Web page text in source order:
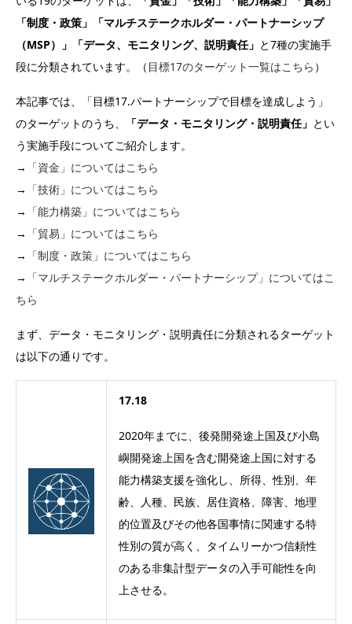
「制度・政策」「マルチステークホルダー・パートナーシップ
（MSP）」「データ、モニタリング、説明責任」 と7種の実施手
段に分類されています。（ 目標17のターゲット一覧はこちら ）
本記事では、「目標17.パートナーシップで目標を達成しよう」
のターゲットのうち、
「データ・モニタリング・説明責任」 とい
う実施手段についてご紹介します。
→ 「資金」についてはこちら
→ 「技術」についてはこちら
→ 「能力構築」についてはこちら
→ 「貿易」についてはこちら
→ 「制度・政策」についてはこちら
→ 「マルチステークホルダー・パートナーシップ」についてはこ
ちら
まず、データ・モニタリング・説明責任に分類されるターゲット
は以下の通りです。
17.18
2020年までに、後発開発途上国及び小島
嶼開発途上国を含む開発途上国に対する
能力構築支援を強化し、所得、性別、年
齢、人種、民族、居住資格、障害、地理
的位置及びその他各国事情に関連する特
性別の質が高く、タイムリーかつ信頼性
のある非集計型データの入手可能性を向
上させる。